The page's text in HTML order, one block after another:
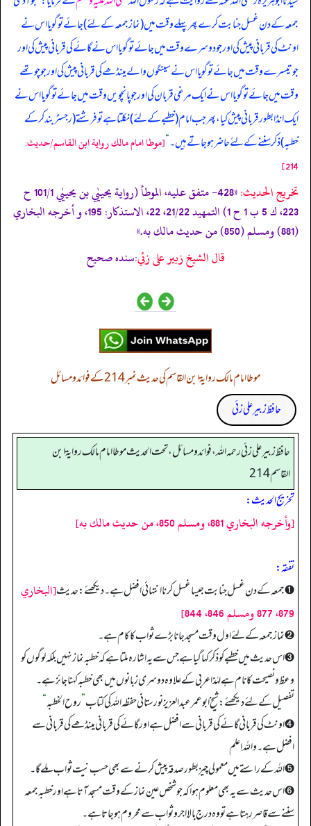
جمعہ کے دن غسل جنابت کرے پھر پہلے وقت میں (نماز جمعہ کے لئے) جائے تو گویا اس نے
اونٹ کی قربانی پیش کی اور جو دوسرے وقت میں جائے تو گویا اس نے گائے کی قربانی پیش کی اور
جو تیسرے وقت میں جائے تو گویا اس نے سینگوں والے مینڈھے کی قربانی پیش کی اور جو چوتھے
وقت میں جائے تو گویا اس نے ایک مرغی قربان کی اور جو پانچویں وقت میں جائے تو گویا اس نے
ایک انڈا بطور قربانی پیش کیا، پھر جب امام (خطبے کے لئے) نکلتا ہے تو فرشتے (رجسٹر بند کر کے
خطبہ) ذکر سننے کے لئے حاضر ہو جاتے ہیں۔“[موطا امام مالك رواية ابن القاسم/حدیث:
214]
تخریج الحدیث:
«428- متفق عليه، الموطأ (رواية يحييٰي بن يحييٰي 101/1 ح
223، ك 5 ب 1 ح 1) التمهيد 21/22، 22، الاستذكار: 195، و أخرجه البخاري
(881) ومسلم (850) من حديث مالك به.»
قال الشيخ زبير على زئي:سنده صحيح
موطا امام مالک روایۃ ابن القاسم کی حدیث نمبر 214 کے فوائد و مسائل
حافظ زبیر علی زئی
حافظ زبير على زئي رحمه الله، فوائد و مسائل، تحت الحديث موطا امام مالك رواية ابن
القاسم 214
تخریج الحدیث:
[وأخرجه البخاري 881، ومسلم 850، من حديث مالك به]
تفقه:
➊ جمعہ کے دن غسل جنابت جیسا غسل کرنا انتہائی افضل ہے۔ دیکھئے: حدیث[البخاري
879، 877 ومسلم 846، 844]
➋ نماز جمعہ کے لئے اول وقت مسجد جانا بڑے ثواب کا کام ہے۔
➌ اس حدیث میں خطبے کو ذکر کہا گیا ہے جس سے یہ اشارہ ملتا ہے کہ خطبہ نماز نہیں بلکہ لوگوں کو
وعظ و نصیحت کا نام ہے لہٰذا عربی کے علاوہ دوسری زبانوں میں بھی خطبہ کہنا جائز ہے۔
تفصیل کے لئے دیکھئے: شیخ ابوعمر عبدالعزیز نورستانی حفظہ الله کی کتاب”روح الخطبہ“
➍ اونٹ کی قربانی گائے کی قربانی سے افضل ہے اور گائے کی قربانی مینڈھے کی قربانی سے
افضل ہے۔ واللہ اعلم
➎ اللہ کے راستے میں معمولی چیز بطور صدقہ پیش کرنے سے بھی حسب نیت ثواب ملے گا۔
➏ اس حدیث سے یہ بھی معلوم ہوا کہ جو شخص عین نماز کے وقت مسجد آتا ہے اور خطبہ جمعہ
سننے سے قاصر رہتا ہے تو وہ درج بالا اجر و ثواب سے محروم ہو جاتا ہے۔